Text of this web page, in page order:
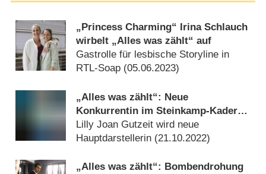
„Princess Charming“ Irina Schlauch
wirbelt „Alles was zählt“ auf
Gastrolle für lesbische Storyline in
RTL-Soap (05.06.2023)
„Alles was zählt“: Neue
Konkurrentin im Steinkamp-Kader
verstärkt RTL-Serie
Lilly Joan Gutzeit wird neue
Hauptdarstellerin (21.10.2022)
„Alles was zählt“: Bombendrohung